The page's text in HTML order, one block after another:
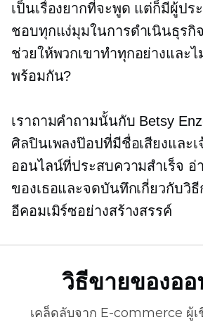
เป็นเรื่องยากที่จะพูด แต่ก็มีผู้ปร
ชอบทุกแง่มุมในการดำเนินธุรกิ
ช่วยให้พวกเขาทำทุกอย่างและ
พร้อมกัน?
เราถามคำถามนั้นกับ Betsy
ศิลปินเพลงป๊อปที่มีชื่อเสียงและเ
ออนไลน์ที่ประสบความสำเร็จ
ของเธอและจดบันทึกเกี่ยวกับวิ
อีคอมเมิร์ซอย่างสร้างสรรค์
วิธีขายของอ
เคล็ดลับจาก E-commerce ผู้